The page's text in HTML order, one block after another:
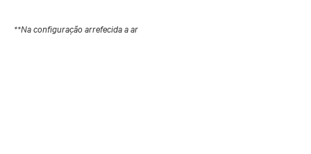
**Na configuração arrefecida a ar